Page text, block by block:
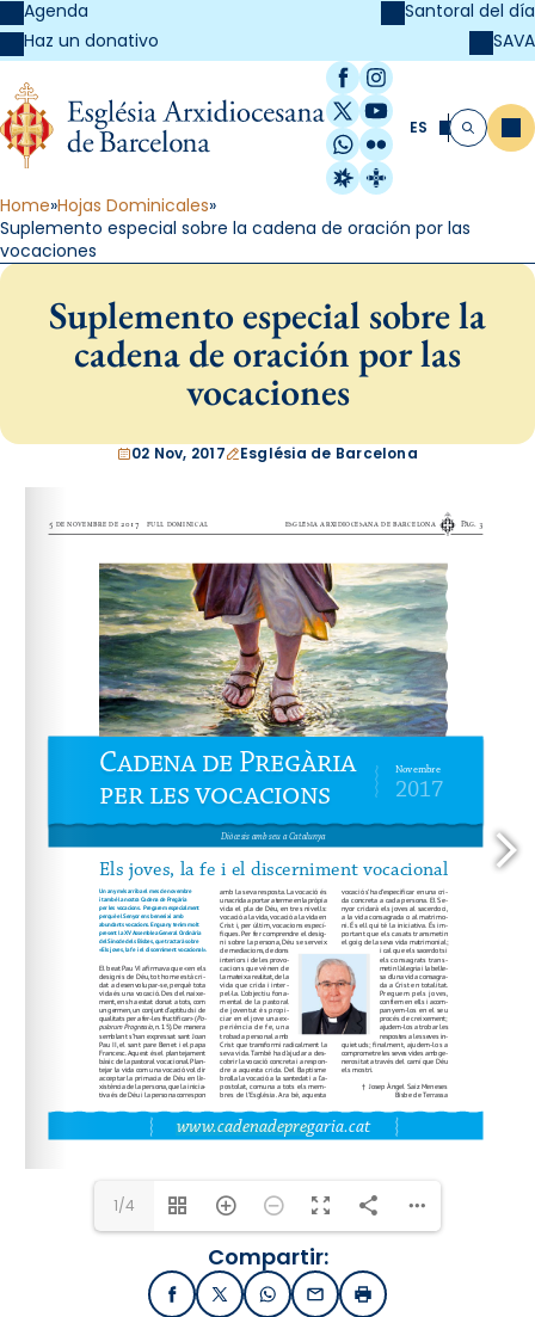
Agenda
Haz un donativo
Santoral del día
SAVA
Facebook
Instagram
X / Twitter
YouTube
WhatsApp
Flickr
Radio Estel
Catalunya
ES Buscar
Home Hojas Dominicales
Suplemento especial sobre la cadena de oración por las
vocaciones
Suplemento especial sobre la
cadena de oración por las
vocaciones
02 Nov, 2017 Església de Barcelona
www.cadenadepregaria.cat
1/4
Compartir:
FacebookX / TwitterWhatsApp
EmailImprimir